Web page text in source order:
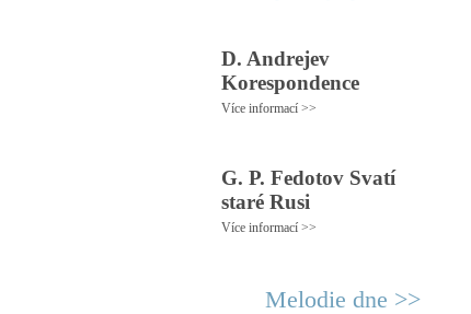
D. Andrejev
Korespondence
Více informací >>
G. P. Fedotov Svatí
staré Rusi
Více informací >>
Melodie dne >>